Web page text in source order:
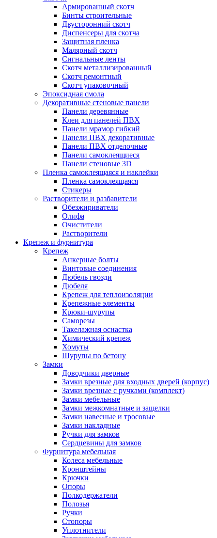
Армированный скотч
Бинты строительные
Двусторонний скотч
Диспенсеры для скотча
Защитная пленка
Малярный скотч
Сигнальные ленты
Скотч металлизированный
Скотч ремонтный
Скотч упаковочный
Эпоксидная смола
Декоративные стеновые панели
Панели деревянные
Клеи для панелей ПВХ
Панели мрамор гибкий
Панели ПВХ декоративные
Панели ПВХ отделочные
Панели самоклеящиеся
Панели стеновые 3D
Пленка самоклеящаяся и наклейки
Пленка самоклеящаяся
Стикеры
Растворители и разбавители
Обезжириватели
Олифа
Очистители
Растворители
Крепеж и фурнитура
Крепеж
Анкерные болты
Винтовые соединения
Дюбель гвозди
Дюбеля
Крепеж для теплоизоляции
Крепежные элементы
Крюки-шурупы
Саморезы
Такелажная оснастка
Химический крепеж
Хомуты
Шурупы по бетону
Замки
Доводчики дверные
Замки врезные для входных дверей (корпус)
Замки врезные с ручками (комплект)
Замки мебельные
Замки межкомнатные и защелки
Замки навесные и тросовые
Замки накладные
Ручки для замков
Сердцевины для замков
Фурнитура мебельная
Колеса мебельные
Кронштейны
Крючки
Опоры
Полкодержатели
Полозья
Ручки
Стопоры
Уплотнители